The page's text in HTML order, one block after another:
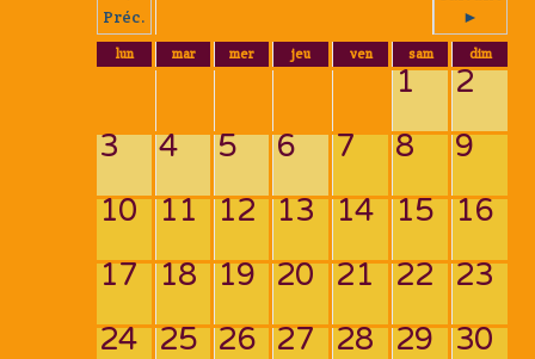
Préc.
►
lun mar mer jeu ven sam dim
1
2
3
4 5 6 7 8
9
10 11 12 13 14 15 16
17 18 19 20 21 22 23
24 25 26 27 28 29 30